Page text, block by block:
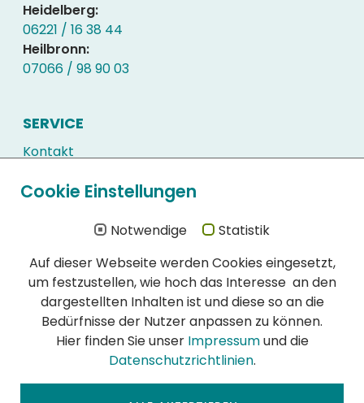
Heidelberg:
06221 / 16 38 44
Heilbronn:
07066 / 98 90 03
SERVICE
Kontakt
Downloads
WIR SIND ZERTIFIZIERT
Schon immer hatte die Qualität unserer
Schädlingsbekämpfung höchste Priorität:
DIN EN ISO 900l:2015 Zertifikat (PDF)
DIN EN ISO 14001:2015 Zertifikat (PDF)
DIN EN 16636:2015 Zertifikat (PDF)
Cookie Einstellungen
Notwendige
Statistik
Auf dieser Webseite werden Cookies eingesetzt,
um festzustellen, wie hoch das Interesse an den
dargestellten Inhalten ist und diese so an die
Bedürfnisse der Nutzer anpassen zu können.
Hier finden Sie unser Impressumund die
Datenschutzrichtlinien.